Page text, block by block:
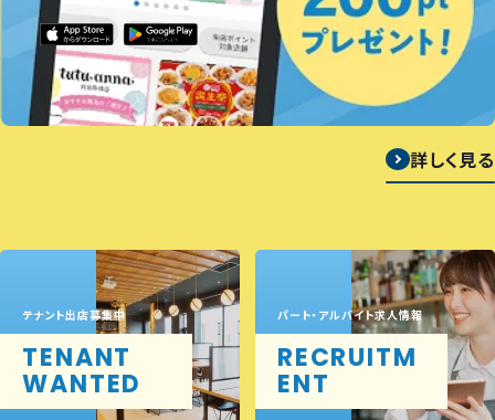
詳しく見る
テナント出店募集中
TENANT
WANTED
パート・アルバイト求人情報
RECRUITM
ENT